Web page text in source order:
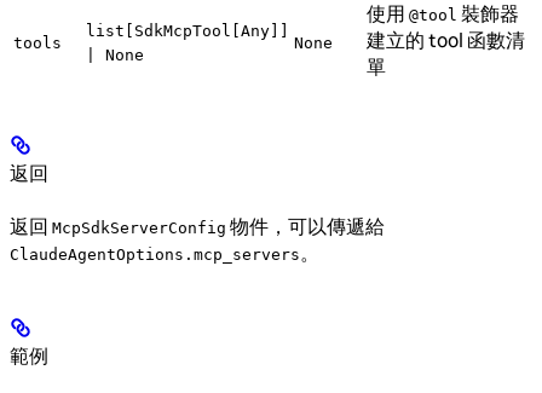
tools
list[SdkMcpTool[Any]]
| None
None
使用 @tool 裝飾器
建立的 tool 函數清
單
返回
返回 McpSdkServerConfig 物件，可以傳遞給
ClaudeAgentOptions.mcp_servers 。
範例